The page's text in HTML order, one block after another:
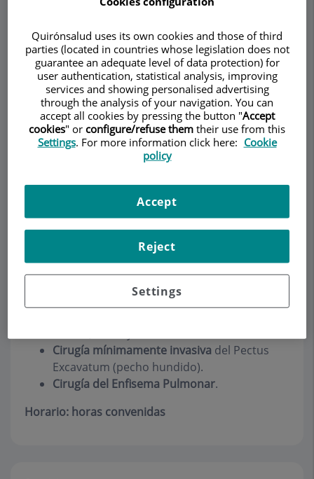
DescripciónServiciosEquipoContactoDatos de interés
Pedir cita
Descripción
Cirugía por la Universidad Autónoma de
Especialista en Cirugía Torácica y
General, con especial dedicación a la:
Cirugía torácica convencional y
videotoracoscópica(sin abrir el tórax) en el
tratamiento del Cáncer de Pulmón y otras
enfermedades.
Cirugía mínimamente invasiva del Pectus
Excavatum (pecho hundido).
Cirugía del Enfisema Pulmonar.
Horario: horas convenidas
Quirónsalud uses its own cookies and those of third
parties (located in countries whose legislation does not
guarantee an adequate level of data protection) for
user authentication, statistical analysis, improving
services and showing personalised advertising
through the analysis of your navigation. You can
accept all cookies by pressing the button "Accept
cookies" or configure/refuse them their use from this
Settings. For more information click here: Cookie
policy
Settings
Reject
Accept